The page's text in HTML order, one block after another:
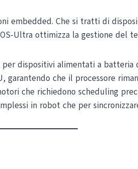
embedded. Che si tratti di
Ultra ottimizza la gestione del
dispositivi alimentati a batteria
che il processore
che richiedono scheduling
in robot che per